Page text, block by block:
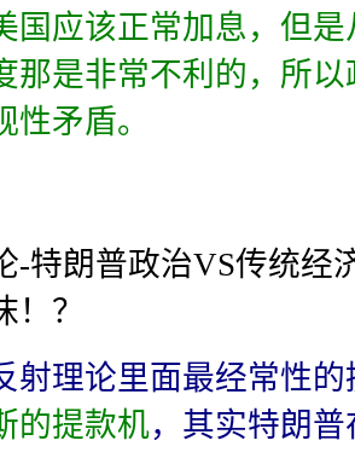
国应该正常加息，但
那是非常不利的，所
矛盾。
-特朗普政治VS传统经
？
射理论里面最经常性
的提款机，其实特朗